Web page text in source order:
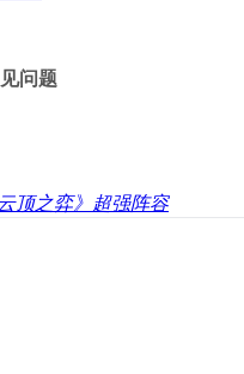
问题
顶之弈》超强阵容